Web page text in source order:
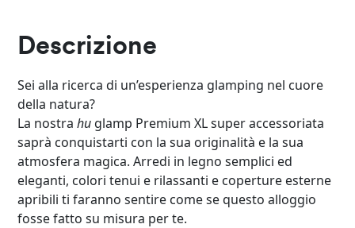
Descrizione
Sei alla ricerca di un’esperienza glamping nel cuore
della natura?
La nostrahu glamp Premium XL super accessoriata
saprà conquistarti con la sua originalità e la sua
atmosfera magica. Arredi in legno semplici ed
eleganti, colori tenui e rilassanti e coperture esterne
apribili ti faranno sentire come se questo alloggio
fosse fatto su misura per te.